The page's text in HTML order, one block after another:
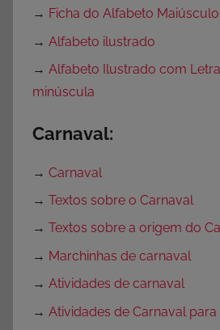
→ Ficha do Alfabeto
→ Alfabeto ilustrado
→ Alfabeto Ilustrado com
minúscula
Carnaval:
→ Carnaval
→ Textos sobre o Carnaval
→ Textos sobre a origem do
→ Marchinhas de carnaval
→ Atividades de carnaval
→ Atividades de Carnaval